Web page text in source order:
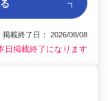
載終了日： 2026/08/08
日掲載終了になります